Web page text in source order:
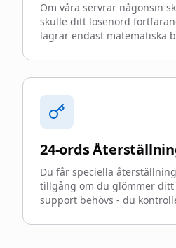
Om våra servrar någonsin
skulle ditt lösenord
lagrar endast matematiska
24-ords
Du får speciella
tillgång om du glömmer
support behövs - du